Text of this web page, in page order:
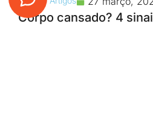
Corpo cansado? 4